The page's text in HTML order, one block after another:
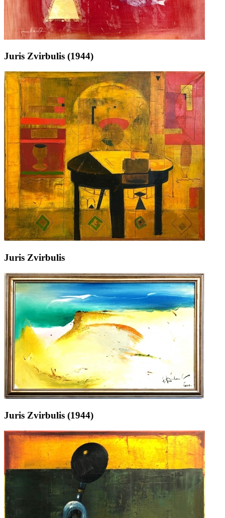
Juris Zvirbulis (1944)
Juris Zvirbulis
Juris Zvirbulis (1944)